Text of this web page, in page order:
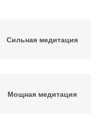
Сильная медитация
Мощная медитация